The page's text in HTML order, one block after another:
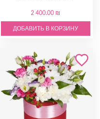
2 400.00 ₪
ДОБАВИТЬ В КОРЗИНУ